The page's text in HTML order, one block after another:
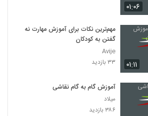
۰۱:۰۶
۰۱:۱۱
مهم‌ترین نکات برای آموزش مهارت نه
گفتن به کودکان
Avije
۳۳ بازدید
آموزش گام به گام نقاشی
میلاد
۳۸۶ بازدید